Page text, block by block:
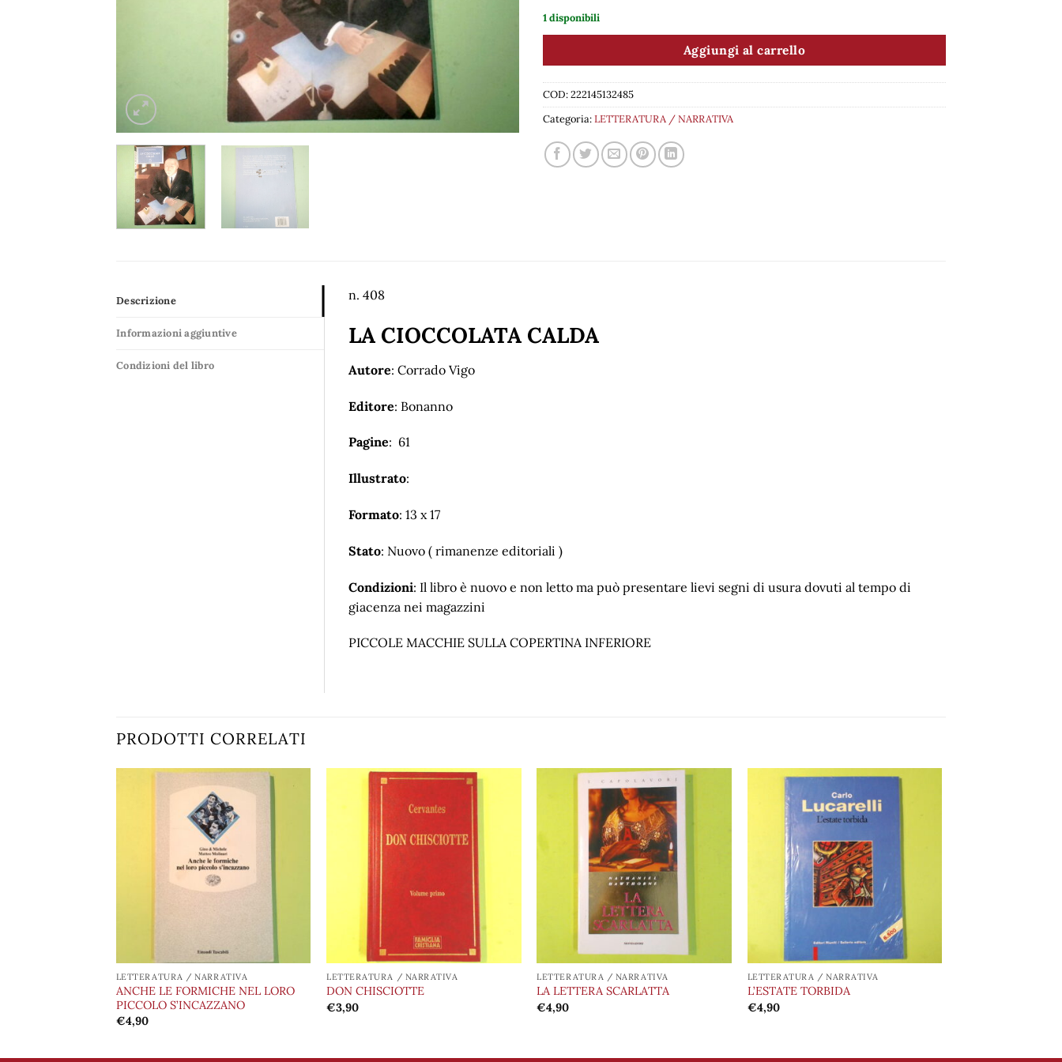
1 disponibili
Aggiungi al carrello
COD:222145132485
Categoria:LETTERATURA / NARRATIVA
Descrizione
Informazioni aggiuntive
Condizioni del libro
n. 408
LA CIOCCOLATA CALDA
Autore: Corrado Vigo
Editore: Bonanno
Pagine: 61
Illustrato:
Formato: 13 x 17
Stato: Nuovo ( rimanenze editoriali )
Condizioni: Il libro è nuovo e non letto ma può presentare lievi segni di usura dovuti al tempo di
giacenza nei magazzini
PICCOLE MACCHIE SULLA COPERTINA INFERIORE
PRODOTTI CORRELATI
LETTERATURA / NARRATIVA
ANCHE LE FORMICHE NEL LORO
PICCOLO S’INCAZZANO
€4,90
LETTERATURA / NARRATIVA
DON CHISCIOTTE
€3,90
LETTERATURA / NARRATIVA
LA LETTERA SCARLATTA
€4,90
LETTERATURA / NARRATIVA
L’ESTATE TORBIDA
€4,90